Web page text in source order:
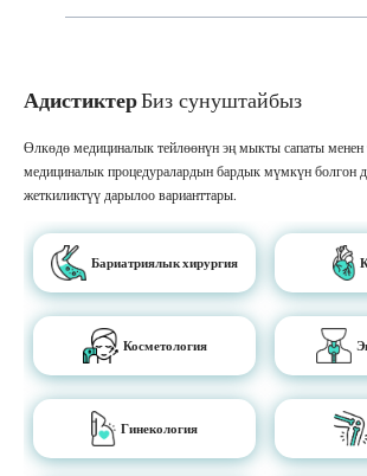
АдистиктерБиз сунуштайбыз
Өлкөдө медициналык тейлөөнүн эң мыкты сапаты менен
медициналык процедуралардын бардык мүмкүн болгон
жеткиликтүү дарылоо варианттары.
Бариатриялык хирургия
Косметология
Гинекология